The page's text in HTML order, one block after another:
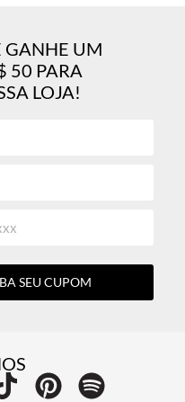
GANHE UM
50 PARA
LOJA!
SEU CUPOM